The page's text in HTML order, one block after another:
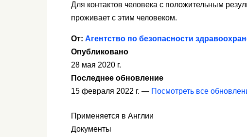
Для контактов человека с положительным
проживает с этим человеком.
От: Агентство по безопасности
Опубликовано
28 мая 2020 г.
Последнее обновление
15 февраля 2022 г. — Посмотреть все
Применяется в Англии
Документы